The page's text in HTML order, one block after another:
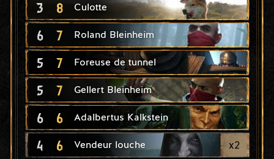
3 8 Culotte
6 7 Roland Bleinheim
5 7 Foreuse de tunnel
5 7 Gellert Bleinheim
6 6 Adalbertus Kalkstein
4 6 Vendeur louche x2